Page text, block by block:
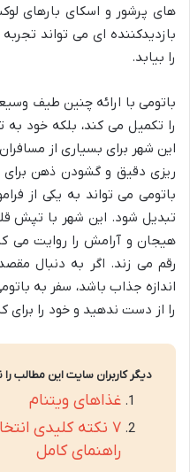
های پرشور و اسکای بارهای
بازدیدکننده ای می تواند
را بیابد.
باتومی با ارائه چنین طیف
را تکمیل می کند، بلکه خود به
این شهر برای بسیاری از
ریزی دقیق و گشودن ذهن
باتومی می تواند به یکی از
تبدیل شود. این شهر با تپش
هیجان و آرامش را روایت می
رقم می زند. اگر به دنبال
اندازه جذاب باشد، سفر به
را از دست ندهید و خود را
دیگر کاربران سایت این مطالب
غذاهای ویتنام
۷ نکته کلیدی
راهنمای کامل